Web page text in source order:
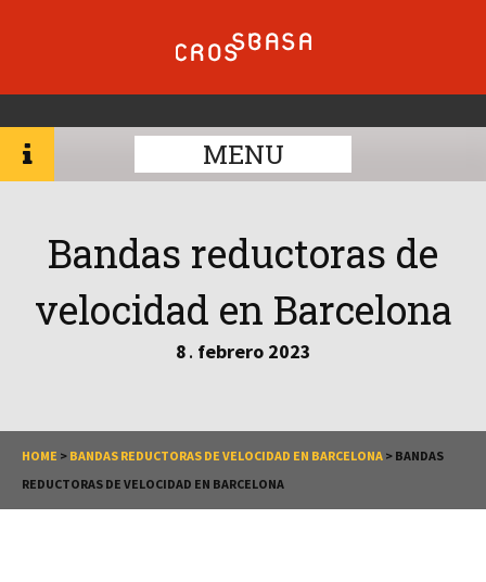
MENU
Bandas reductoras de
velocidad en Barcelona
8 . febrero 2023
HOME > BANDAS REDUCTORAS DE VELOCIDAD EN BARCELONA > BANDAS
REDUCTORAS DE VELOCIDAD EN BARCELONA